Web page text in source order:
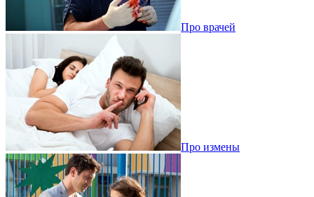
Про врачей
Про измены